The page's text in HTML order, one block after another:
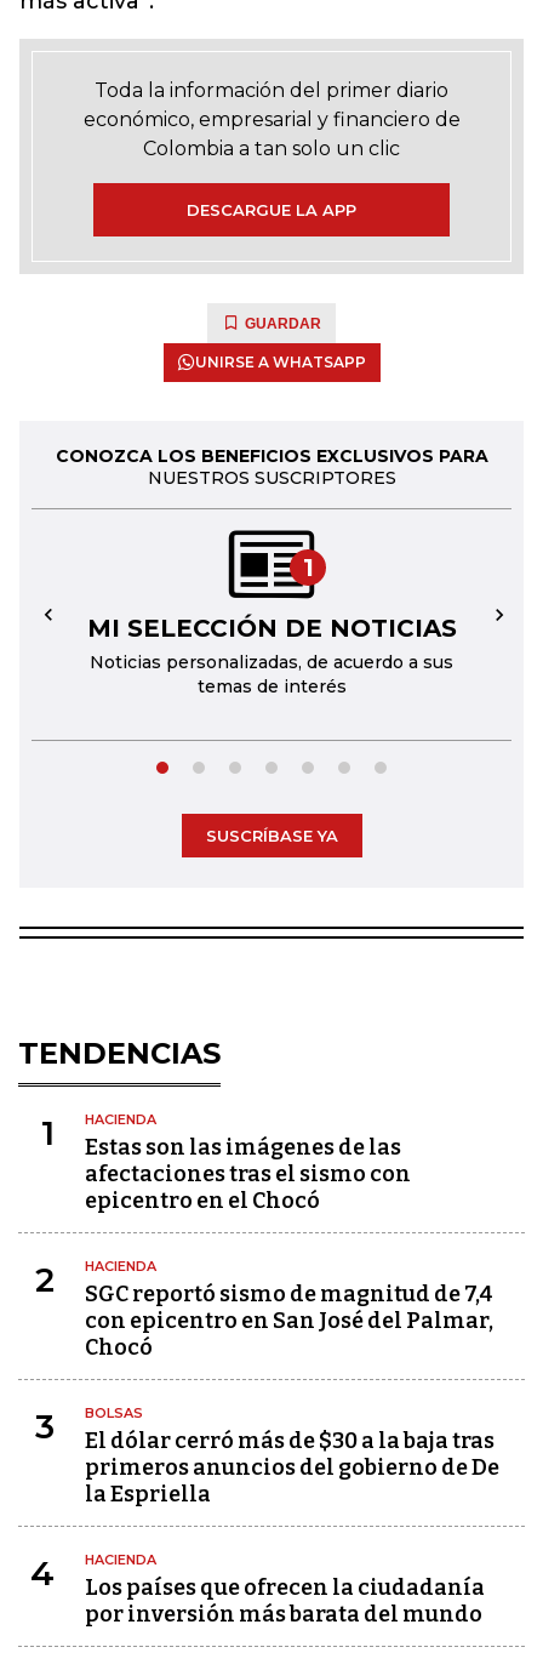
Toda la información del primer diario
económico, empresarial y financiero de
Colombia a tan solo un clic
DESCARGUE LA APP
GUARDAR
UNIRSE A WHATSAPP
CONOZCA LOS BENEFICIOS EXCLUSIVOS PARA
NUESTROS SUSCRIPTORES
1
MI SELECCIÓN DE NOTICIAS
Noticias personalizadas, de acuerdo a sus
temas de interés
← →
SUSCRÍBASE YA
TENDENCIAS
1 HACIENDA
Estas son las imágenes de las
afectaciones tras el sismo con
epicentro en el Chocó
2 HACIENDA
SGC reportó sismo de magnitud de 7,4
con epicentro en San José del Palmar,
Chocó
3 BOLSAS
El dólar cerró más de $30 a la baja tras
primeros anuncios del gobierno de De
la Espriella
4 HACIENDA
Los países que ofrecen la ciudadanía
por inversión más barata del mundo